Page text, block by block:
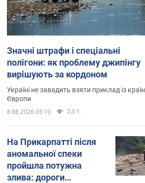
Значні штрафи і спеціальні
полігони: як проблему джипінгу
вирішують за кордоном
Україні не завадить взяти приклад із країн
Європи
8.08.2026 05:10 2,3 т.
На Прикарпатті після
аномальної спеки
пройшла потужна
злива: дороги